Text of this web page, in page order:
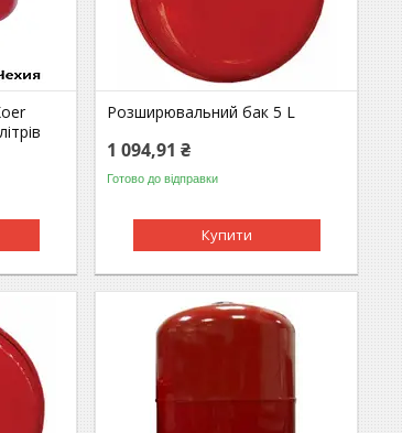
Розширювальний бак 5 L
1 094,91 ₴
Готово до відправки
Купити